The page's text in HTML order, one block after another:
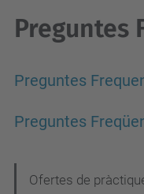
Preguntes
Preguntes
Preguntes
Ofertes de